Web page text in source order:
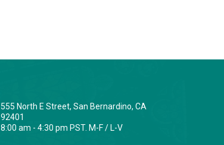
555 North E Street, San Bernardino, CA
92401
8:00 am - 4:30 pm PST. M-F / L-V